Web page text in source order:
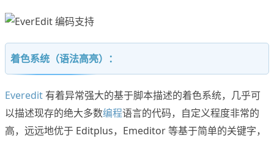
着色系统（语法高亮）：
Everedit 有着异常强大的基于脚本描述的着色系统，几乎可
以描述现存的绝大多数编程语言的代码，自定义程度非常的
高，远远地优于 Editplus，Emeditor 等基于简单的关键字，